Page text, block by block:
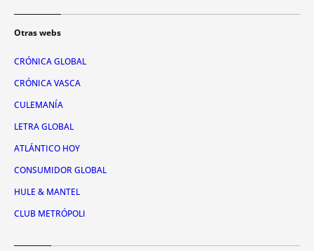
Otras webs
CRÓNICA GLOBAL
CRÓNICA VASCA
CULEMANÍA
LETRA GLOBAL
ATLÁNTICO HOY
CONSUMIDOR GLOBAL
HULE & MANTEL
CLUB METRÓPOLI